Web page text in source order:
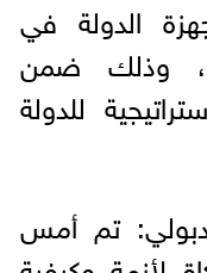
الدولة في
وذلك ضمن
للدولة
تم أمس